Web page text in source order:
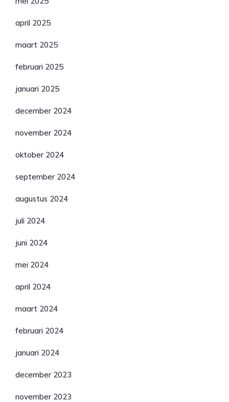
april 2025
maart 2025
februari 2025
januari 2025
december 2024
november 2024
oktober 2024
september 2024
augustus 2024
juli 2024
juni 2024
mei 2024
april 2024
maart 2024
februari 2024
januari 2024
december 2023
november 2023